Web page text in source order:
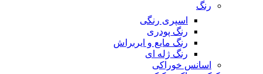
رنگ
اسپری رنگی
رنگ پودری
رنگ مایع و ایربراش
رنگ ژله ای
اسانس خوراکی